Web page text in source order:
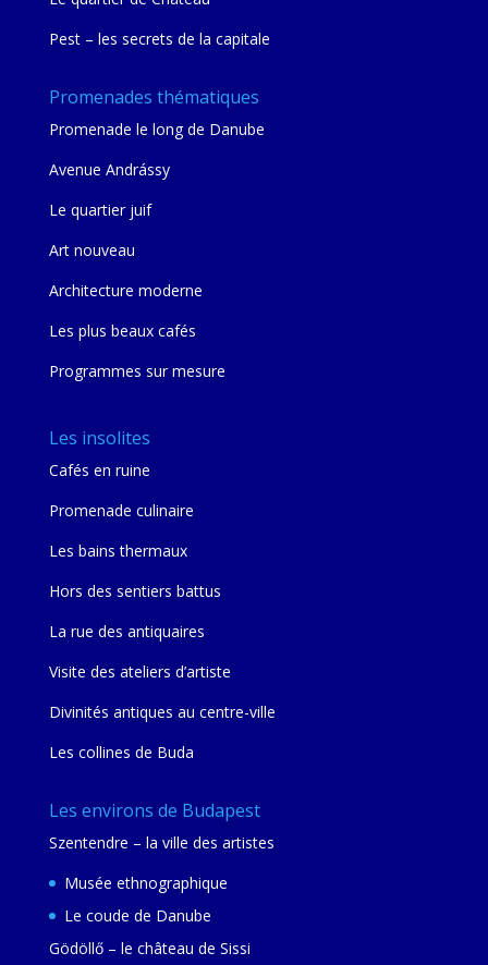
Pest – les secrets de la capitale
Promenades thématiques
Promenade le long de Danube
Avenue Andrássy
Le quartier juif
Art nouveau
Architecture moderne
Les plus beaux cafés
Programmes sur mesure
Les insolites
Cafés en ruine
Promenade culinaire
Les bains thermaux
Hors des sentiers battus
La rue des antiquaires
Visite des ateliers d’artiste
Divinités antiques au centre-ville
Les collines de Buda
Les environs de Budapest
Szentendre – la ville des artistes
Musée ethnographique
Le coude de Danube
Gödöllő – le château de Sissi